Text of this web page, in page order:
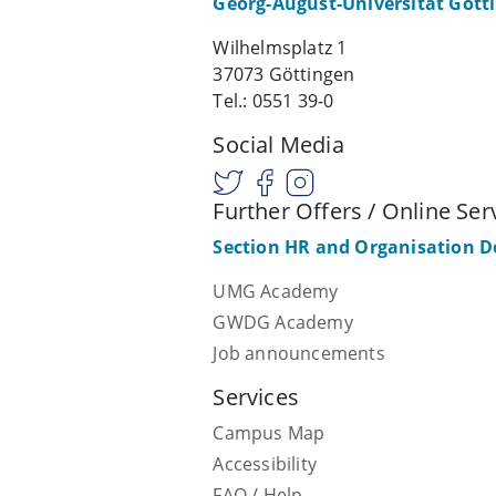
Wilhelmsplatz 1
37073 Göttingen
Tel.: 0551 39-0
Social Media
Further Offers / Online
Section HR and Organisation
UMG Academy
GWDG Academy
Job announcements
Services
Campus Map
Accessibility